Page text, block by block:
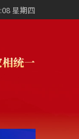
星期四